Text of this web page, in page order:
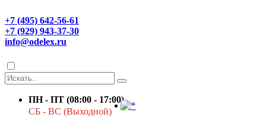
+7 (495) 642-56-61
+7 (929) 943-37-30
info@odelex.ru
ПН - ПТ (08:00 - 17:00)
СБ - ВС (Выходной)